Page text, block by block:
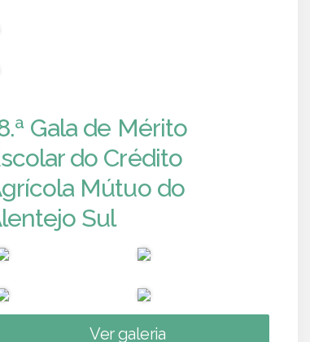
Gala de Mérito
do Crédito
Mútuo do
Sul
Ver galeria